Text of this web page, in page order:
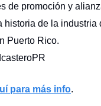
de promoción y
historia de la industria
Puerto Rico.
para más info.